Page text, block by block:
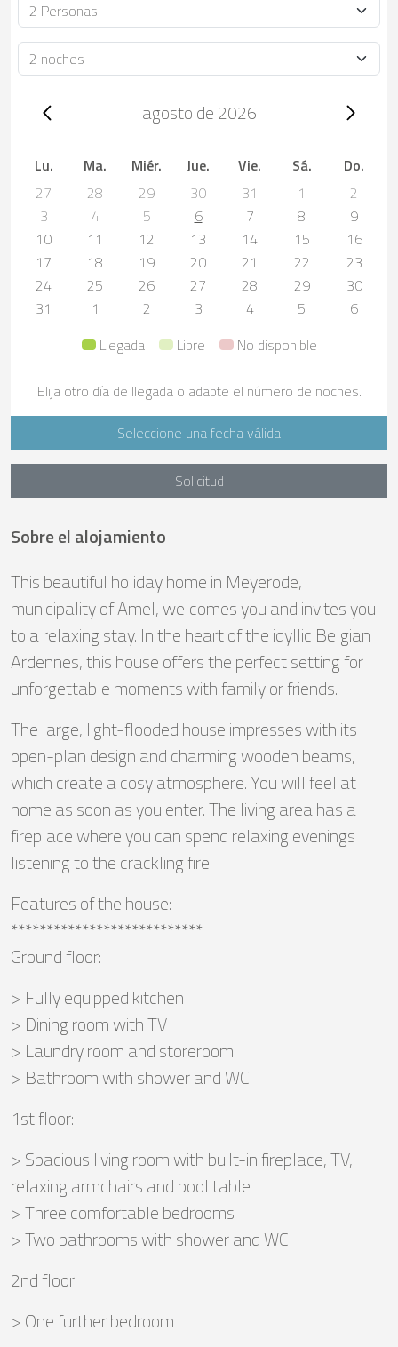
Ocupación
Duración
Trip dates, agosto de 2026
agosto de 2026
Lu. Ma. Miér. Jue. Vie. Sá.
Do.
27
28 29 30 31 1
2
3
4 5 6 7 8
9
10
11 12 13 14 15
16
17
18 19 20 21 22
23
24
25 26 27 28 29
30
31
1 2 3 4 5
6
Llegada
Libre No disponible
Elija otro día de llegada o adapte el número de noches.
Seleccione una fecha válida
Solicitud
Sobre el alojamiento
This beautiful holiday home in Meyerode,
municipality of Amel, welcomes you and invites you
to a relaxing stay. In the heart of the idyllic Belgian
Ardennes, this house offers the perfect setting for
unforgettable moments with family or friends.
The large, light-flooded house impresses with its
open-plan design and charming wooden beams,
which create a cosy atmosphere. You will feel at
home as soon as you enter. The living area has a
fireplace where you can spend relaxing evenings
listening to the crackling fire.
Features of the house:
***************************
Ground floor:
> Fully equipped kitchen
> Dining room with TV
> Laundry room and storeroom
> Bathroom with shower and WC
1st floor:
> Spacious living room with built-in fireplace, TV,
relaxing armchairs and pool table
> Three comfortable bedrooms
> Two bathrooms with shower and WC
2nd floor:
> One further bedroom